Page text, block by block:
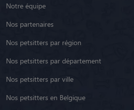
Notre équipe
Nos partenaires
Nos petsitters par région
Nos petsitters par département
Nos petsitters par ville
Nos petsitters en Belgique